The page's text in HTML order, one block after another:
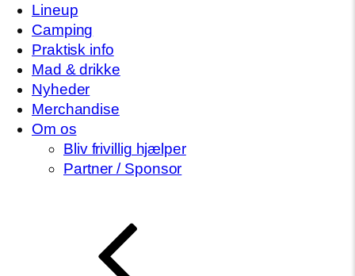
Lineup
Camping
Praktisk info
Mad & drikke
Nyheder
Merchandise
Om os
Bliv frivillig hjælper
Partner / Sponsor